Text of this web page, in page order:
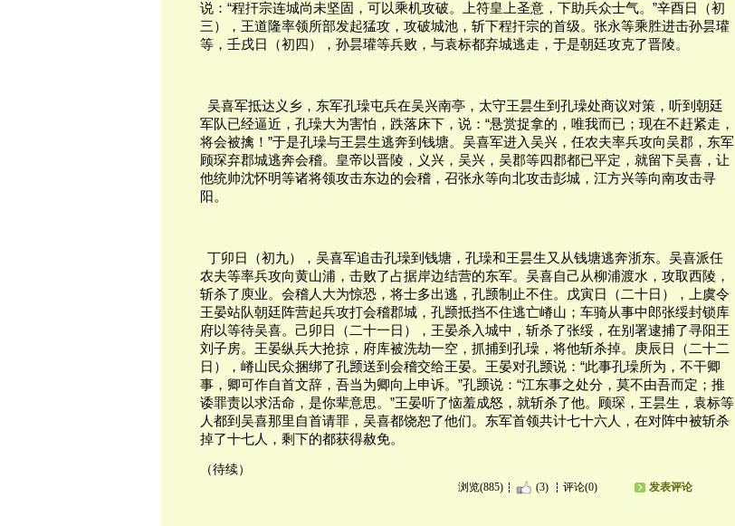
说：“程扞宗连城尚未坚固，可以乘机攻破。上符皇上圣意，下助兵众士气。”辛酉日（初
三），王道隆率领所部发起猛攻，攻破城池，斩下程扞宗的首级。张永等乘胜进击孙昙瓘
等，壬戌日（初四），孙昙瓘等兵败，与袁标都弃城逃走，于是朝廷攻克了晋陵。
吴喜军抵达义乡，东军孔璪屯兵在吴兴南亭，太守王昙生到孔璪处商议对策，听到朝廷
军队已经逼近，孔璪大为害怕，跌落床下，说：“悬赏捉拿的，唯我而已；现在不赶紧走，
将会被擒！”于是孔璪与王昙生逃奔到钱塘。吴喜军进入吴兴，任农夫率兵攻向吴郡，东军
顾琛弃郡城逃奔会稽。皇帝以晋陵，义兴，吴兴，吴郡等四郡都已平定，就留下吴喜，让
他统帅沈怀明等诸将领攻击东边的会稽，召张永等向北攻击彭城，江方兴等向南攻击寻
阳。
丁卯日（初九），吴喜军追击孔璪到钱塘，孔璪和王昙生又从钱塘逃奔浙东。吴喜派任
农夫等率兵攻向黄山浦，击败了占据岸边结营的东军。吴喜自己从柳浦渡水，攻取西陵，
斩杀了庾业。会稽人大为惊恐，将士多出逃，孔𫖮制止不住。戊寅日（二十日），上虞令
王晏站队朝廷阵营起兵攻打会稽郡城，孔𫖮抵挡不住逃亡嵴山；车骑从事中郎张绥封锁库
府以等待吴喜。己卯日（二十一日），王晏杀入城中，斩杀了张绥，在别署逮捕了寻阳王
刘子房。王晏纵兵大抢掠，府库被洗劫一空，抓捕到孔璪，将他斩杀掉。庚辰日（二十二
日），嵴山民众捆绑了孔𫖮送到会稽交给王晏。王晏对孔𫖮说：“此事孔璪所为，不干卿
事，卿可作自首文辞，吾当为卿向上申诉。”孔𫖮说：“江东事之处分，莫不由吾而定；推
诿罪责以求活命，是你辈意思。”王晏听了恼羞成怒，就斩杀了他。顾琛，王昙生，袁标等
人都到吴喜那里自首请罪，吴喜都饶恕了他们。东军首领共计七十六人，在对阵中被斩杀
掉了十七人，剩下的都获得赦免。
（待续）
浏览(885) (3) 评论(0) 发表评论